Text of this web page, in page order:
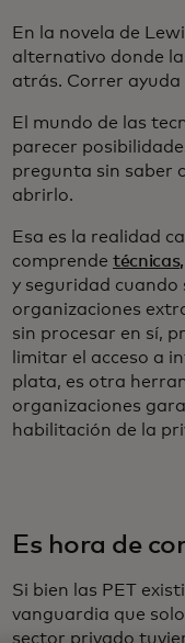
En la novela de
alternativo donde
atrás. Correr
El mundo de las
parecer
pregunta sin saber
abrirlo.
Esa es la realidad
comprende
y seguridad cuando
organizaciones
sin procesar en sí,
limitar el acceso a
plata, es otra
organizaciones
habilitación de la
Es hora de
Si bien las PET
vanguardia que
sector privado